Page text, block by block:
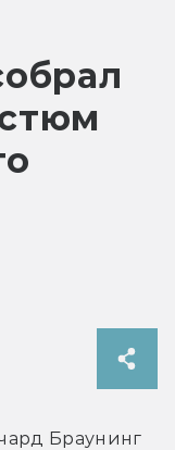
Браунинг